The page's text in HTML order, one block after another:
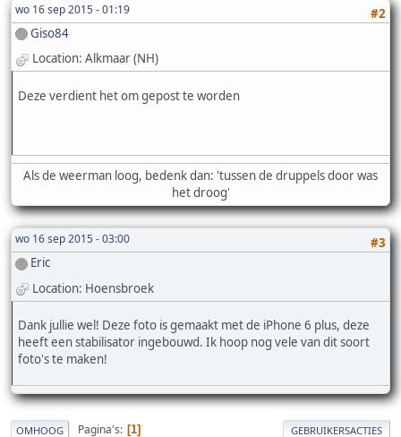
wo 16 sep 2015 - 01:19
#2
Giso84
Location: Alkmaar (NH)
Deze verdient het om gepost te worden
Als de weerman loog, bedenk dan: 'tussen de druppels door was
het droog'
wo 16 sep 2015 - 03:00
#3
Eric
Location: Hoensbroek
Dank jullie wel! Deze foto is gemaakt met de iPhone 6 plus, deze
heeft een stabilisator ingebouwd. Ik hoop nog vele van dit soort
foto's te maken!
OMHOOG Pagina's 1 GEBRUIKERSACTIES